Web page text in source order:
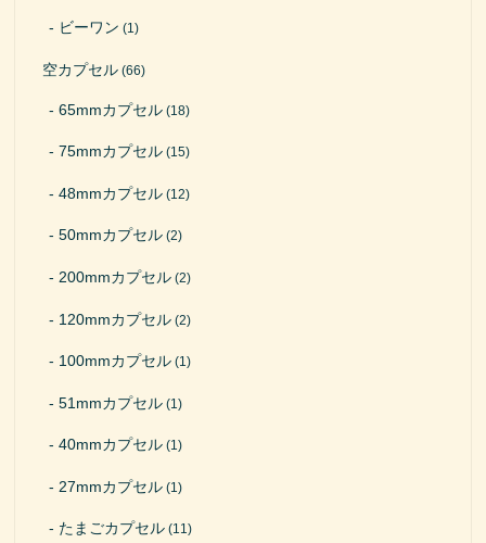
ビーワン (1)
空カプセル (66)
65mmカプセル (18)
75mmカプセル (15)
48mmカプセル (12)
50mmカプセル (2)
200mmカプセル (2)
120mmカプセル (2)
100mmカプセル (1)
51mmカプセル (1)
40mmカプセル (1)
27mmカプセル (1)
たまごカプセル (11)